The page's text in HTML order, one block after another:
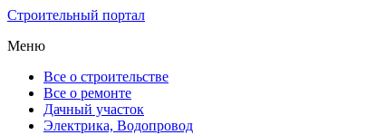
Строительный портал
Меню
Все о строительстве
Все о ремонте
Дачный участок
Электрика, Водопровод